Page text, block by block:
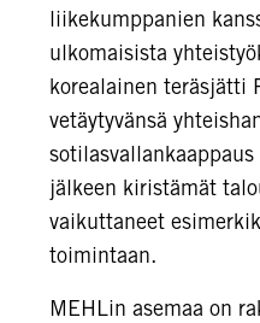
liikekumppanien
ulkomaisista
korealainen teräsjätti
vetäytyvänsä
jälkeen kiristämät
vaikuttaneet
toimintaan.
MEHLin asemaa on